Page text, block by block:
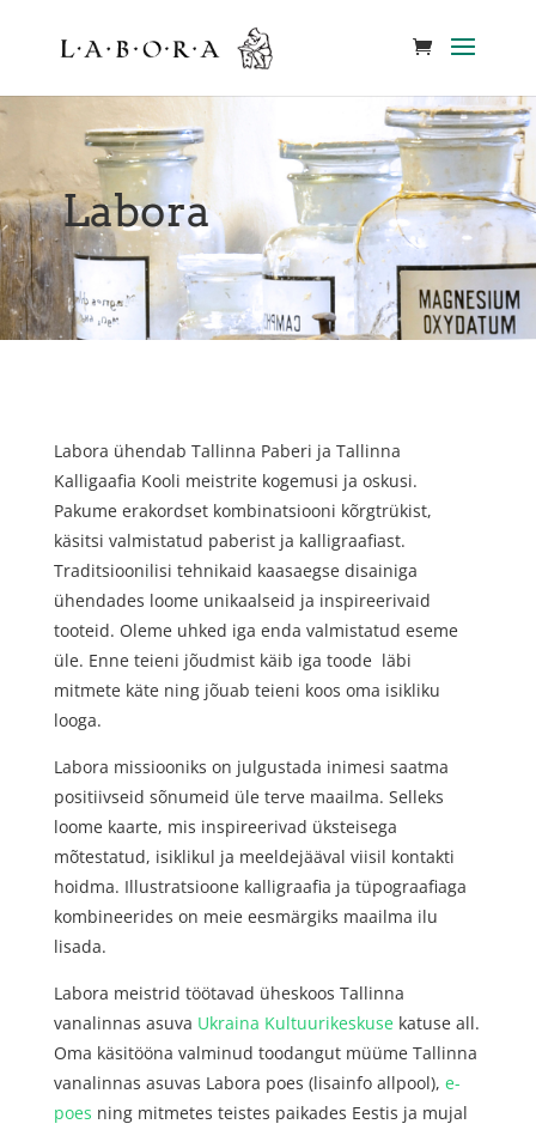
Labora
Labora ühendab Tallinna Paberi ja Tallinna
Kalligaafia Kooli meistrite kogemusi ja oskusi.
Pakume erakordset kombinatsiooni kõrgtrükist,
käsitsi valmistatud paberist ja kalligraafiast.
Traditsioonilisi tehnikaid kaasaegse disainiga
ühendades loome unikaalseid ja inspireerivaid
tooteid. Oleme uhked iga enda valmistatud eseme
üle. Enne teieni jõudmist käib iga toode läbi
mitmete käte ning jõuab teieni koos oma isikliku
looga.
Labora missiooniks on julgustada inimesi saatma
positiivseid sõnumeid üle terve maailma. Selleks
loome kaarte, mis inspireerivad üksteisega
mõtestatud, isiklikul ja meeldejääval viisil kontakti
hoidma. Illustratsioone kalligraafia ja tüpograafiaga
kombineerides on meie eesmärgiks maailma ilu
lisada.
Labora meistrid töötavad üheskoos Tallinna
vanalinnas asuva Ukraina Kultuurikeskusekatuse all.
Oma käsitööna valminud toodangut müüme Tallinna
vanalinnas asuvas Labora poes (lisainfo allpool), e-
poes ning mitmetes teistes paikades Eestis ja mujal